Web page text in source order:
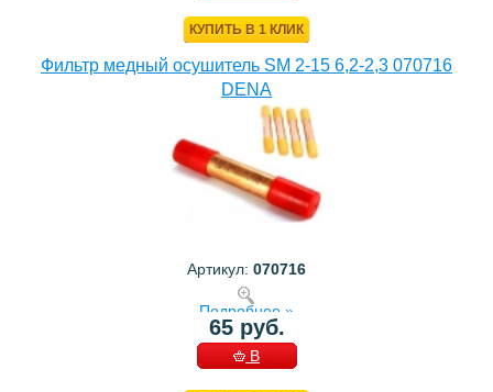
КУПИТЬ В 1 КЛИК
Фильтр медный осушитель SM 2-15 6,2-2,3 070716
DENA
Артикул: 070716
Подробнее »
65 руб.
В